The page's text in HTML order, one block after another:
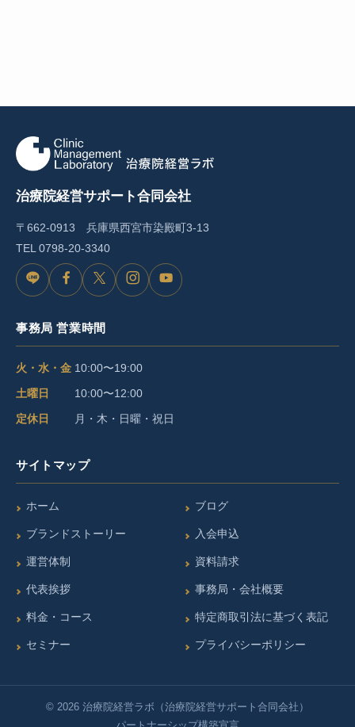
治療院経営サポート合同会社
〒662-0913 兵庫県西宮市染殿町3-13
TEL0798-20-3340
L
N
E
F
c
e
k
X
I
s
t
a
g
Y
u
b
事務局 営業時間
火・水・金 10:00〜19:00
土曜日
10:00〜12:00
定休日
月・木・日曜・祝日
サイトマップ
ホーム
ブランドストーリー
運営体制
代表挨拶
料金・コース
セミナー
ブログ
入会申込
資料請求
事務局・会社概要
特定商取引法に基づく表記
プライバシーポリシー
© 2026 治療院経営ラボ（治療院経営サポート合同会社）